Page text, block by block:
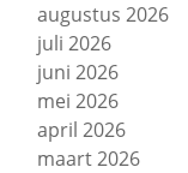
augustus 2026
juli 2026
juni 2026
mei 2026
april 2026
maart 2026